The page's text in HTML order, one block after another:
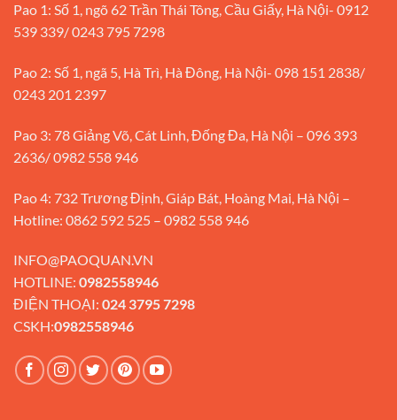
Pao 1: Số 1, ngõ 62 Trần Thái Tông, Cầu Giấy, Hà Nội- 0912
539 339/ 0243 795 7298
Pao 2: Số 1, ngã 5, Hà Trì, Hà Đông, Hà Nội- 098 151 2838/
0243 201 2397
Pao 3: 78 Giảng Võ, Cát Linh, Đống Đa, Hà Nội – 096 393
2636/ 0982 558 946
Pao 4: 732 Trương Định, Giáp Bát, Hoàng Mai, Hà Nội –
Hotline: 0862 592 525 – 0982 558 946
INFO@PAOQUAN.VN
HOTLINE: 0982558946
ĐIỆN THOẠI: 024 3795 7298
CSKH:0982558946